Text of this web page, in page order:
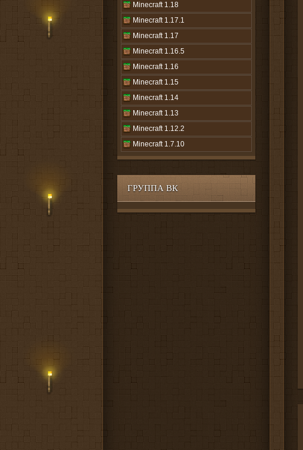
Minecraft 1.18
Minecraft 1.17.1
Minecraft 1.17
Minecraft 1.16.5
Minecraft 1.16
Minecraft 1.15
Minecraft 1.14
Minecraft 1.13
Minecraft 1.12.2
Minecraft 1.7.10
ГРУППА ВК